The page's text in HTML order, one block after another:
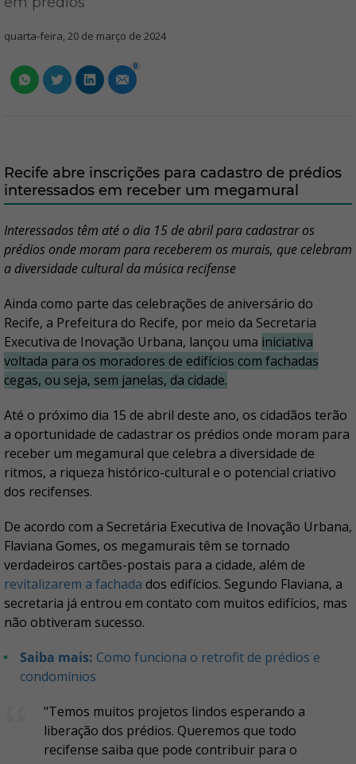
quarta-feira, 20 de março de 2024
0
Recife abre inscrições para cadastro de prédios
interessados em receber um megamural
Interessados têm até o dia 15 de abril para cadastrar os
prédios onde moram para receberem os murais, que celebram
a diversidade cultural da música recifense
Ainda como parte das celebrações de aniversário do
Recife, a Prefeitura do Recife, por meio da Secretaria
Executiva de Inovação Urbana, lançou uma iniciativa
voltada para os moradores de edifícios com fachadas
cegas, ou seja, sem janelas, da cidade.
Até o próximo dia 15 de abril deste ano, os cidadãos terão
a oportunidade de cadastrar os prédios onde moram para
receber um megamural que celebra a diversidade de
ritmos, a riqueza histórico-cultural e o potencial criativo
dos recifenses.
De acordo com a Secretária Executiva de Inovação Urbana,
Flaviana Gomes, os megamurais têm se tornado
verdadeiros cartões-postais para a cidade, além de
revitalizarem a fachada dos edifícios. Segundo Flaviana, a
secretaria já entrou em contato com muitos edifícios, mas
não obtiveram sucesso.
Saiba mais: Como funciona o retrofit de prédios e
condomínios
"Temos muitos projetos lindos esperando a
liberação dos prédios. Queremos que todo
recifense saiba que pode contribuir para o